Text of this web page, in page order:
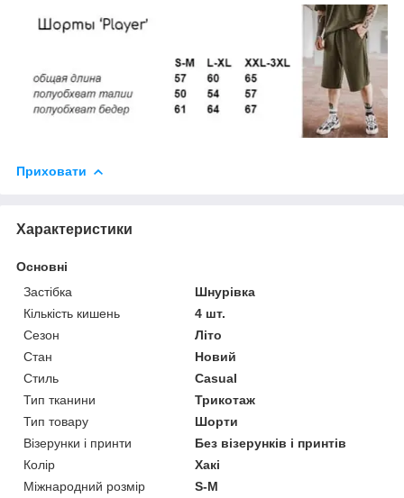
Приховати
Характеристики
Основні
Застібка
Шнурівка
Кількість кишень
4 шт.
Сезон
Літо
Стан
Новий
Стиль
Casual
Тип тканини
Трикотаж
Тип товару
Шорти
Візерунки і принти
Без візерунків і принтів
Колір
Хакі
Міжнародний розмір
S-M